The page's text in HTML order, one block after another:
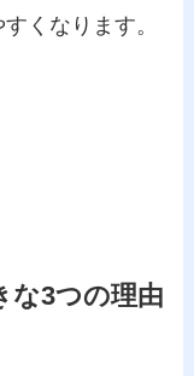
くなります。
な3つの理由